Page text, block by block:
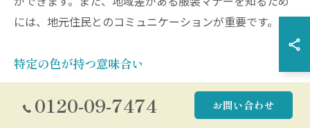
には、地元住民とのコミュニケーションが重要です。
特定の色が持つ意味合い
神奈川県でのお葬式において、服装の色選びは非常に重
要です。一般的にお葬式では黒が主体となりますが、地
0120-09-7474 お問い合わせ